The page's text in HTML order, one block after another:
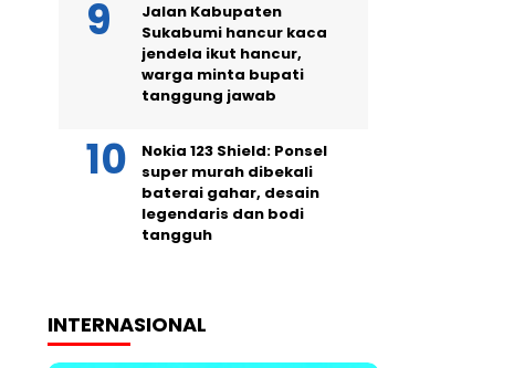
Jalan Kabupaten
Sukabumi hancur kaca
jendela ikut hancur,
warga minta bupati
tanggung jawab
Nokia 123 Shield: Ponsel
super murah dibekali
baterai gahar, desain
legendaris dan bodi
tangguh
INTERNASIONAL